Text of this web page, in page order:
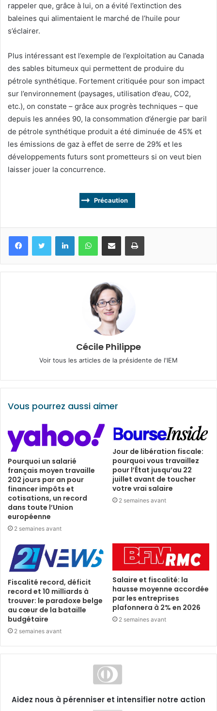
rappeler que, grâce à lui, on a évité l’extinction des
baleines qui alimentaient le marché de l’huile pour
s’éclairer.
Plus intéressant est l’exemple de l’exploitation au Canada
des sables bitumeux qui permettent de produire du
pétrole synthétique. Fortement critiquée pour son impact
sur l’environnement (paysages, utilisation d’eau, CO2,
etc.), on constate – grâce aux progrès techniques – que
depuis les années 90, la consommation d’énergie par baril
de pétrole synthétique produit a été diminuée de 45% et
les émissions de gaz à effet de serre de 29% et les
développements futurs sont prometteurs si on veut bien
laisser jouer la concurrence.
Précaution
FacebookTwitter LinkedinWhatsApp
Partagez par mail Imprimez
Cécile Philippe
Voir tous les articles de la présidente de l'IEM
Vous pourrez aussi aimer
Pourquoi un salarié
français moyen travaille
202 jours par an pour
financer impôts et
cotisations, un record
dans toute l’Union
européenne
2 semaines avant
Jour de libération fiscale:
pourquoi vous travaillez
pour l’État jusqu’au 22
juillet avant de toucher
votre vrai salaire
2 semaines avant
Fiscalité record, déficit
record et 10 milliards à
trouver: le paradoxe belge
au cœur de la bataille
budgétaire
2 semaines avant
Salaire et fiscalité: la
hausse moyenne accordée
par les entreprises
plafonnera à 2% en 2026
2 semaines avant
Aidez nous à pérenniser et intensifier notre action